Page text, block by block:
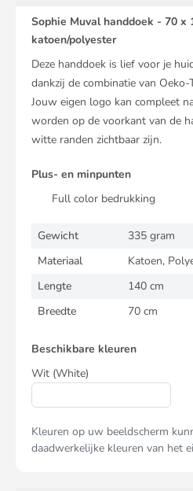
Sophie Muval handdoek - 70 x
katoen/polyester
Deze handdoek is lief voor je
dankzij de combinatie van
Jouw eigen logo kan compleet
worden op de voorkant van de
witte randen zichtbaar zijn.
Plus- en minpunten
Full color bedrukking
Gewicht
335 gram
Materiaal
Katoen,
Lengte
140 cm
Breedte
70 cm
Beschikbare kleuren
Wit (White)
Kleuren op uw beeldscherm
daadwerkelijke kleuren van het